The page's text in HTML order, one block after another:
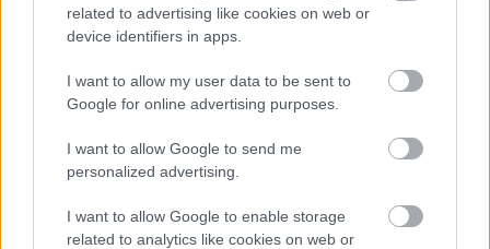
related to advertising like cookies on web or
device identifiers in apps.
I want to allow my user data to be sent to
Google for online advertising purposes.
I want to allow Google to send me
personalized advertising.
I want to allow Google to enable storage
related to analytics like cookies on web or
Mohlo by vás zaujímať